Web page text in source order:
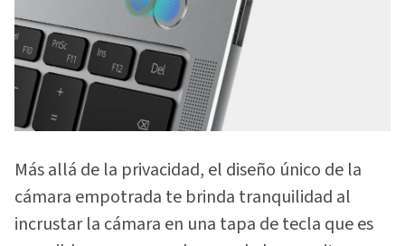
Más allá de la privacidad, el diseño único de la
cámara empotrada te brinda tranquilidad al
incrustar la cámara en una tapa de tecla que es